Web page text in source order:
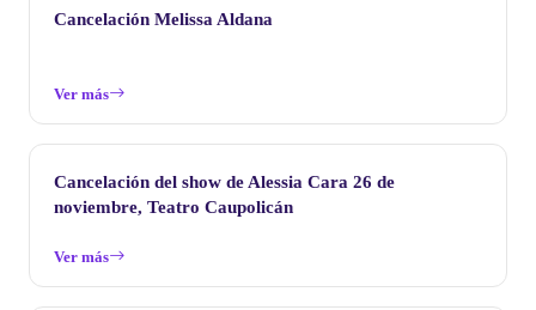
Cancelación Melissa Aldana
Ver más
Cancelación del show de Alessia Cara 26 de
noviembre, Teatro Caupolicán
Ver más